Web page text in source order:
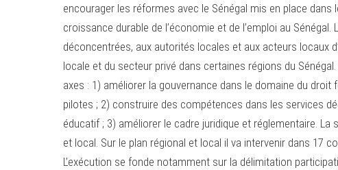
encourager les réformes avec le Sénégal mis en place
croissance durable de l’économie et de l’emploi au
déconcentrées, aux autorités locales et aux acteurs locaux
locale et du secteur privé dans certaines régions du
axes : 1) améliorer la gouvernance dans le domaine du
pilotes ; 2) construire des compétences dans les services
éducatif ; 3) améliorer le cadre juridique et réglementaire. La
et local. Sur le plan régional et local il va intervenir dans 17
L’exécution se fonde notamment sur la délimitation